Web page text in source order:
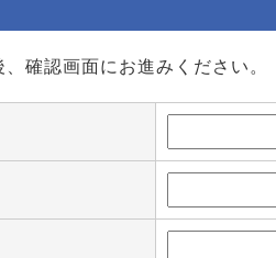
確認画面にお進みください。